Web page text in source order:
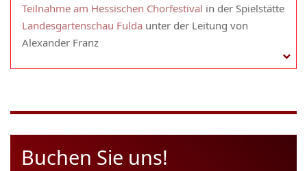
Teilnahme am Hessischen Chorfestival in der Spielstätte
Landesgartenschau Fulda unter der Leitung von
Alexander Franz
Buchen Sie uns!